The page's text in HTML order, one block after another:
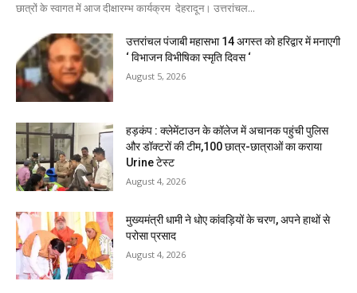
छात्रों के स्वागत में आज दीक्षारम्भ कार्यक्रम देहरादून। उत्तरांचल...
उत्तरांचल पंजाबी महासभा 14 अगस्त को हरिद्वार में मनाएगी
‘ विभाजन विभीषिका स्मृति दिवस ‘
August 5, 2026
हड़कंप : क्लेमेंटाउन के कॉलेज में अचानक पहुंची पुलिस
और डॉक्टरों की टीम,100 छात्र-छात्राओं का कराया
Urine टेस्ट
August 4, 2026
मुख्यमंत्री धामी ने धोए कांवड़ियों के चरण, अपने हाथों से
परोसा प्रसाद
August 4, 2026